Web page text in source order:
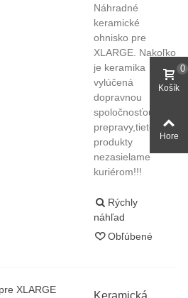
Náhradné
keramické
ohnisko pre
XLARGE. Nakoľko
je keramika
vylúčená
dopravnou
spoločnosťou z
prepravy,tieto
produkty
nezasielame
kuriérom!!!
Rýchly
náhľad
Obľúbené
Keramická
Košík
0
Hore